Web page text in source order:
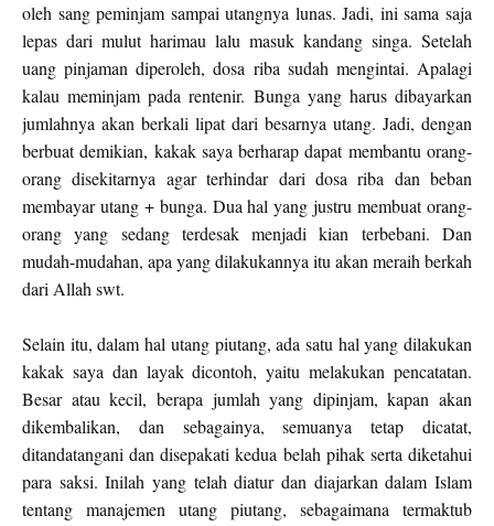
oleh sang peminjam sampai utangnya lunas. Jadi, ini sama saja
lepas dari mulut harimau lalu masuk kandang singa. Setelah
uang pinjaman diperoleh, dosa riba sudah mengintai. Apalagi
kalau meminjam pada rentenir. Bunga yang harus dibayarkan
jumlahnya akan berkali lipat dari besarnya utang. Jadi, dengan
berbuat demikian, kakak saya berharap dapat membantu orang-
orang disekitarnya agar terhindar dari dosa riba dan beban
membayar utang + bunga. Dua hal yang justru membuat orang-
orang yang sedang terdesak menjadi kian terbebani. Dan
mudah-mudahan, apa yang dilakukannya itu akan meraih berkah
dari Allah swt.
Selain itu, dalam hal utang piutang, ada satu hal yang dilakukan
kakak saya dan layak dicontoh, yaitu melakukan pencatatan.
Besar atau kecil, berapa jumlah yang dipinjam, kapan akan
dikembalikan, dan sebagainya, semuanya tetap dicatat,
ditandatangani dan disepakati kedua belah pihak serta diketahui
para saksi. Inilah yang telah diatur dan diajarkan dalam Islam
tentang manajemen utang piutang, sebagaimana termaktub